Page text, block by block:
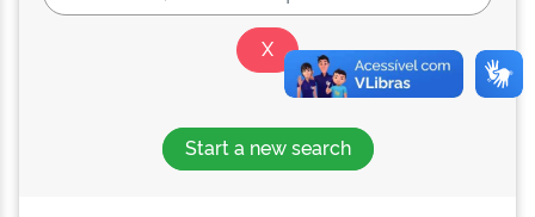
Start a new search